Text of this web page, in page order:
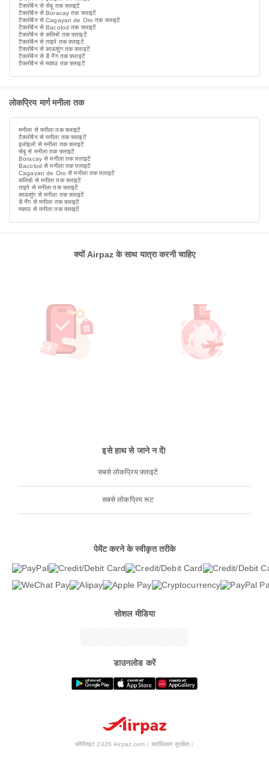
टैक्लोबैन से सेबू तक फ़्लाइटें
टैक्लोबैन से Boracay तक फ़्लाइटें
टैक्लोबैन से Cagayan de Oro तक फ़्लाइटें
टैक्लोबैन से Bacolod तक फ़्लाइटें
टैक्लोबैन से कलिबो तक फ़्लाइटें
टैक्लोबैन से ताइपे तक फ़्लाइटें
टैक्लोबैन से काऊशुंग तक फ़्लाइटें
टैक्लोबैन से डै नैंग तक फ़्लाइटें
टैक्लोबैन से मकाउ तक फ़्लाइटें
लोकप्रिय मार्ग मनीला तक
मनीला से मनीला तक फ़्लाइटें
टैक्लोबैन से मनीला तक फ़्लाइटें
इलोइलो से मनीला तक फ़्लाइटें
सेबू से मनीला तक फ़्लाइटें
Boracay से मनीला तक फ़्लाइटें
Bacolod से मनीला तक फ़्लाइटें
Cagayan de Oro से मनीला तक फ़्लाइटें
कलिबो से मनीला तक फ़्लाइटें
ताइपे से मनीला तक फ़्लाइटें
काऊशुंग से मनीला तक फ़्लाइटें
डै नैंग से मनीला तक फ़्लाइटें
मकाउ से मनीला तक फ़्लाइटें
क्यों Airpaz के साथ यात्रा करनी चाहिए
इसे हाथ से जाने न दें!
सबसे लोकप्रिय फ़्लाइटें
सबसे लोकप्रिय रूट
पेमेंट करने के स्वीकृत तरीके
सोशल मीडिया
डाउनलोड करें
कॉपीराइट 2026 Airpaz.com। सर्वाधिकार सुरक्षित।